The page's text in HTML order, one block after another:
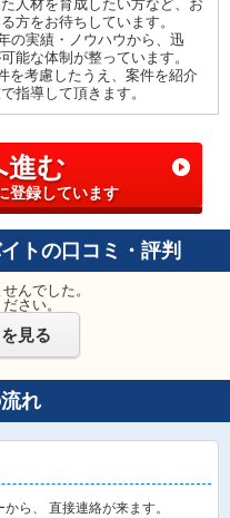
人材を育成したい方など、お
方をお待ちしています。
の実績・ノウハウから、迅
能な体制が整っています。
を考慮したうえ、案件を紹介
指導して頂きます。
進む
登録しています
トの口コミ・評判
んでした。
さい。
見る
れ
ら、 直接連絡が来ます。